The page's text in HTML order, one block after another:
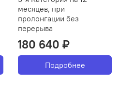
месяцев, при
пролонгации без
перерыва
180 640 ₽
Подробнее